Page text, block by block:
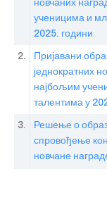
новчаних
ученицима и
2025. години
2.
Пријавани
једнократних
најбољим
талентима у
3.
Решење о
спровођење
новчане